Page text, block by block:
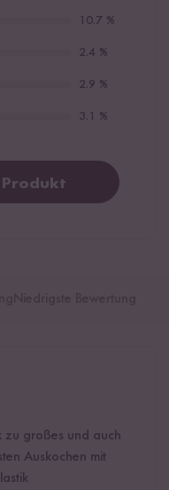
10.7 %
2.4 %
2.9 %
3.1 %
Produkt
zu großes und auch
Auskochen mit